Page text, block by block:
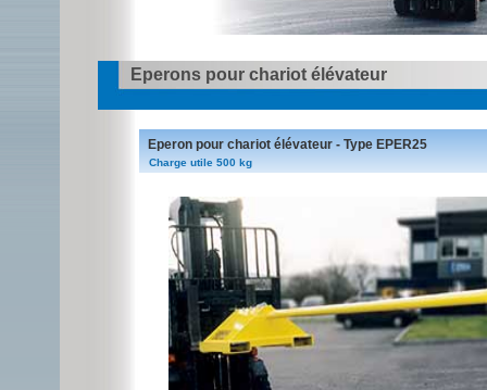
Eperons pour chariot élévateur
Eperon pour chariot élévateur - Type EPER25
Charge utile 500 kg